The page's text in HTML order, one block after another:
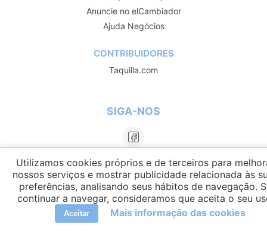
Anuncie no elCambiador
Ajuda Negócios
CONTRIBUIDORES
Taquilla.com
SIGA-NOS
Utilizamos cookies próprios e de terceiros para
nossos serviços e mostrar publicidade relacionada às
preferências, analisando seus hábitos de navegação.
continuar a navegar, consideramos que aceita o seu
Aceitar Mais informação das cookies